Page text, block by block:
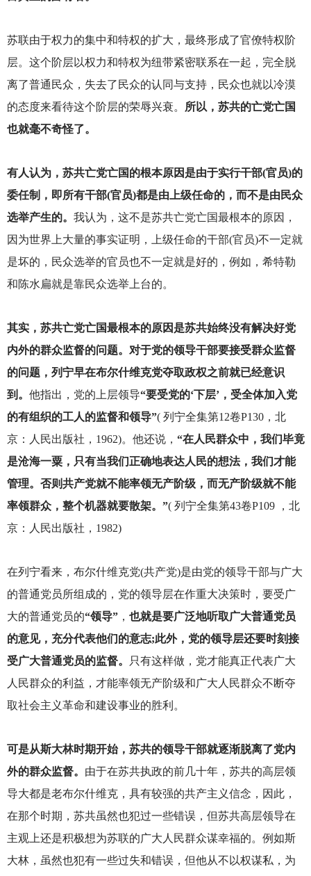
苏联由于权力的集中和特权的扩大，最终形成了官僚特权阶
层。这个阶层以权力和特权为纽带紧密联系在一起，完全脱
离了普通民众，失去了民众的认同与支持，民众也就以冷漠
的态度来看待这个阶层的荣辱兴衰。
所以，苏共的亡党亡国
也就毫不奇怪了。
有人认为，苏共亡党亡国的根本原因是由于实行干部(官员)的
委任制，即所有干部(官员)都是由上级任命的，而不是由民众
选举产生的。 我认为，这不是苏共亡党亡国最根本的原因，
因为世界上大量的事实证明，上级任命的干部(官员)不一定就
是坏的，民众选举的官员也不一定就是好的，例如，希特勒
和陈水扁就是靠民众选举上台的。
其实，苏共亡党亡国最根本的原因是苏共始终没有解决好党
内外的群众监督的问题。对于党的领导干部要接受群众监督
的问题，列宁早在布尔什维克党夺取政权之前就已经意识
到。 他指出，党的上层领导“要受党的‘下层’，受全体加入党
的有组织的工人的监督和领导”( 列宁全集第12卷P130，北
京：人民出版社，1962)。他还说， “在人民群众中，我们毕竟
是沧海一粟，只有当我们正确地表达人民的想法，我们才能
管理。否则共产党就不能率领无产阶级，而无产阶级就不能
率领群众，整个机器就要散架。”( 列宁全集第43卷P109 ，北
京：人民出版社，1982)
在列宁看来，布尔什维克党(共产党)是由党的领导干部与广大
的普通党员所组成的，党的领导层在作重大决策时，要受广
大的普通党员的“领导”， 也就是要广泛地听取广大普通党员
的意见，充分代表他们的意志;此外，党的领导层还要时刻接
受广大普通党员的监督。
只有这样做，党才能真正代表广大
人民群众的利益，才能率领无产阶级和广大人民群众不断夺
取社会主义革命和建设事业的胜利。
可是从斯大林时期开始，苏共的领导干部就逐渐脱离了党内
外的群众监督。 由于在苏共执政的前几十年，苏共的高层领
导大都是老布尔什维克，具有较强的共产主义信念，因此，
在那个时期，苏共虽然也犯过一些错误，但苏共高层领导在
主观上还是积极想为苏联的广大人民群众谋幸福的。例如斯
大林，虽然也犯有一些过失和错误，但他从不以权谋私，为